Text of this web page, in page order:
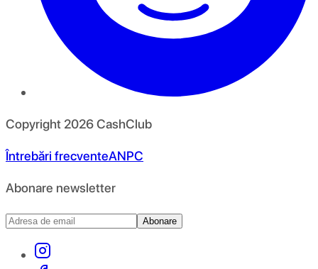
Copyright 2026CashClub
Întrebări frecventeANPC
Abonare newsletter
Abonare